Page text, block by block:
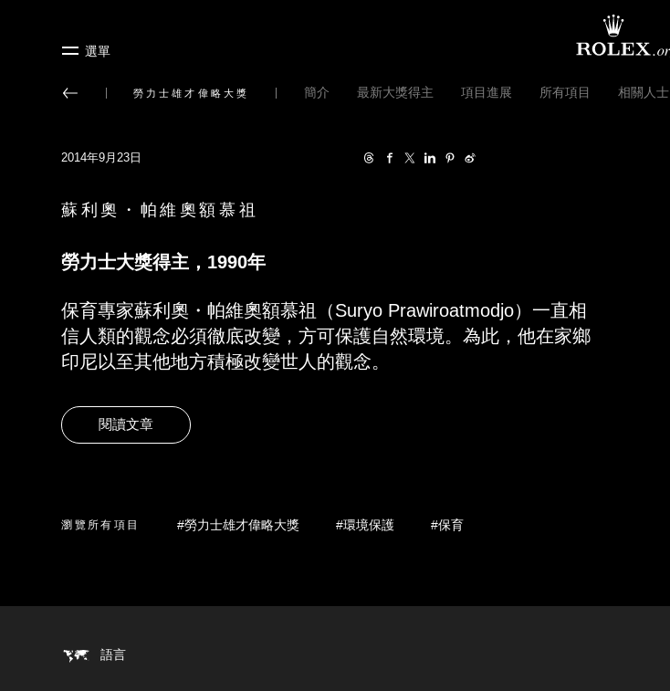
選單
勞力士雄才偉略大獎 簡介 最新大獎得主 項目進展 所有項目 相關人士
2014年9月23日
蘇利奧・帕維奧額慕祖
勞力士大獎得主， 1990年
保育專家蘇利奧 ・帕維奧額慕祖（Suryo Prawiroatmodjo）一直相
信人類的觀念必須徹底改變，方可保護自然環境。為此，他在家鄉
印尼以至其他地方積極改變世人的觀念。
閱讀文章
瀏覽所有項目 #勞力士雄才偉略大獎 #環境保護 #保育
語言